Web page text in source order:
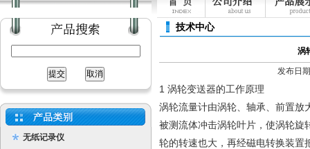
无纸记录仪
技术中心
涡
发布日
1 涡轮变送器的工作原理
涡轮流量计由涡轮、轴承、前置放
被测流体冲击涡轮叶片，使涡轮旋
轮的转速也大，再经磁电转换装置